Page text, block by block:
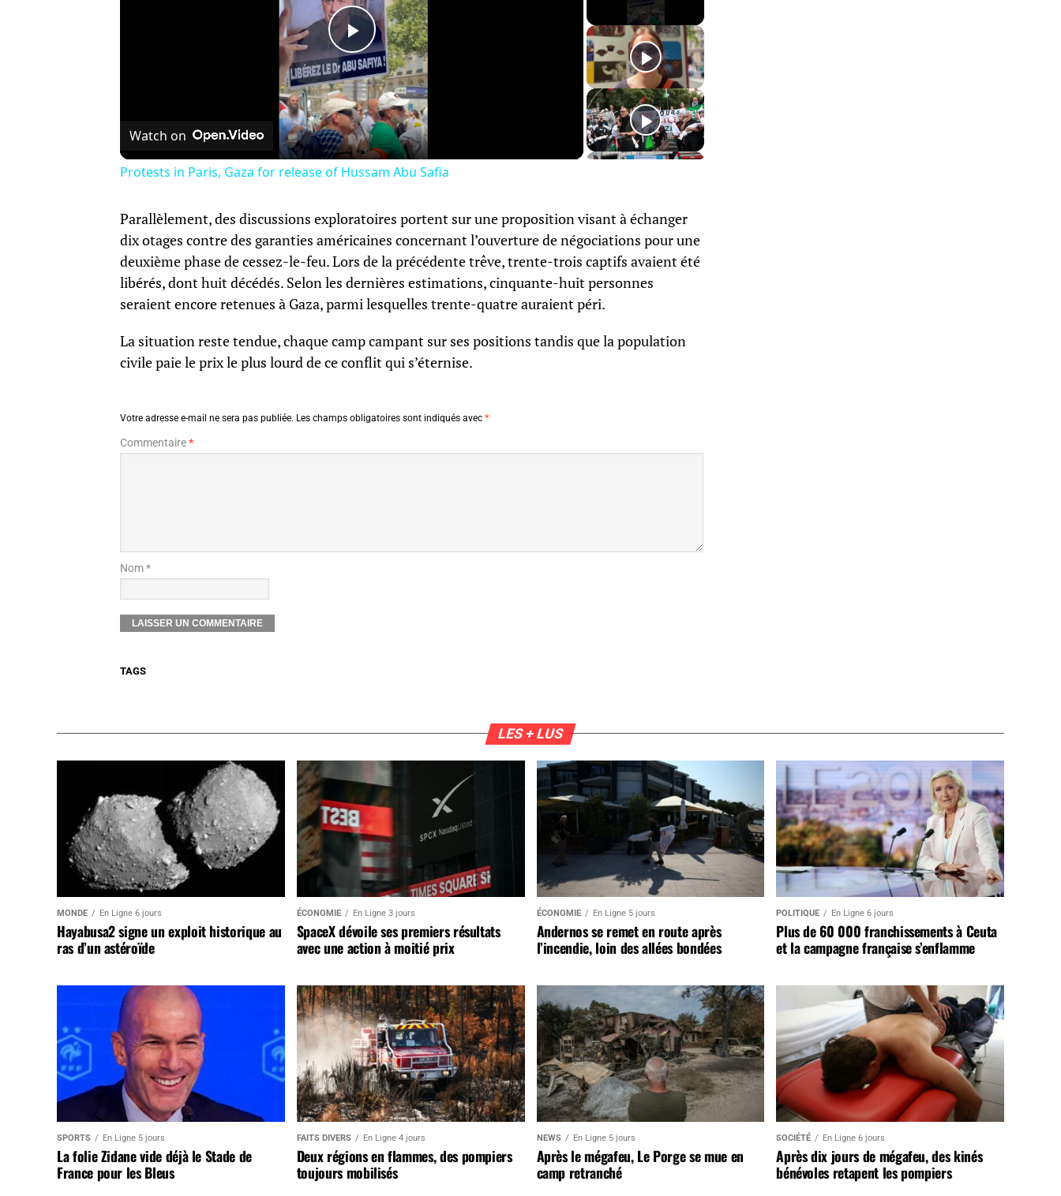
Play
Video
Watch on
Protests in Paris, Gaza for release of Hussam Abu Safia
Parallèlement, des discussions exploratoires portent sur une proposition visant à échanger
dix otages contre des garanties américaines concernant l’ouverture de négociations pour une
deuxième phase de cessez-le-feu. Lors de la précédente trêve, trente-trois captifs avaient été
libérés, dont huit décédés. Selon les dernières estimations, cinquante-huit personnes
seraient encore retenues à Gaza, parmi lesquelles trente-quatre auraient péri.
La situation reste tendue, chaque camp campant sur ses positions tandis que la population
civile paie le prix le plus lourd de ce conflit qui s’éternise.
Votre adresse e-mail ne sera pas publiée. Les champs obligatoires sont indiqués avec *
Commentaire*
Nom *
TAGS
LES + LUS
MONDE En Ligne 6 jours
Hayabusa2 signe un exploit historique au
ras d’un astéroïde
ÉCONOMIE En Ligne 3 jours
SpaceX dévoile ses premiers résultats
avec une action à moitié prix
ÉCONOMIE En Ligne 5 jours
Andernos se remet en route après
l’incendie, loin des allées bondées
POLITIQUE En Ligne 6 jours
Plus de 60 000 franchissements à Ceuta
et la campagne française s’enflamme
SPORTS En Ligne 5 jours
La folie Zidane vide déjà le Stade de
France pour les Bleus
FAITS DIVERS En Ligne 4 jours
Deux régions en flammes, des pompiers
toujours mobilisés
NEWS En Ligne 5 jours
Après le mégafeu, Le Porge se mue en
camp retranché
SOCIÉTÉ En Ligne 6 jours
Après dix jours de mégafeu, des kinés
bénévoles retapent les pompiers